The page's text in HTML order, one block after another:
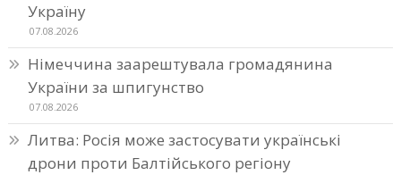
Україну
07.08.2026
Німеччина заарештувала громадянина
України за шпигунство
07.08.2026
Литва: Росія може застосувати українські
дрони проти Балтійського регіону